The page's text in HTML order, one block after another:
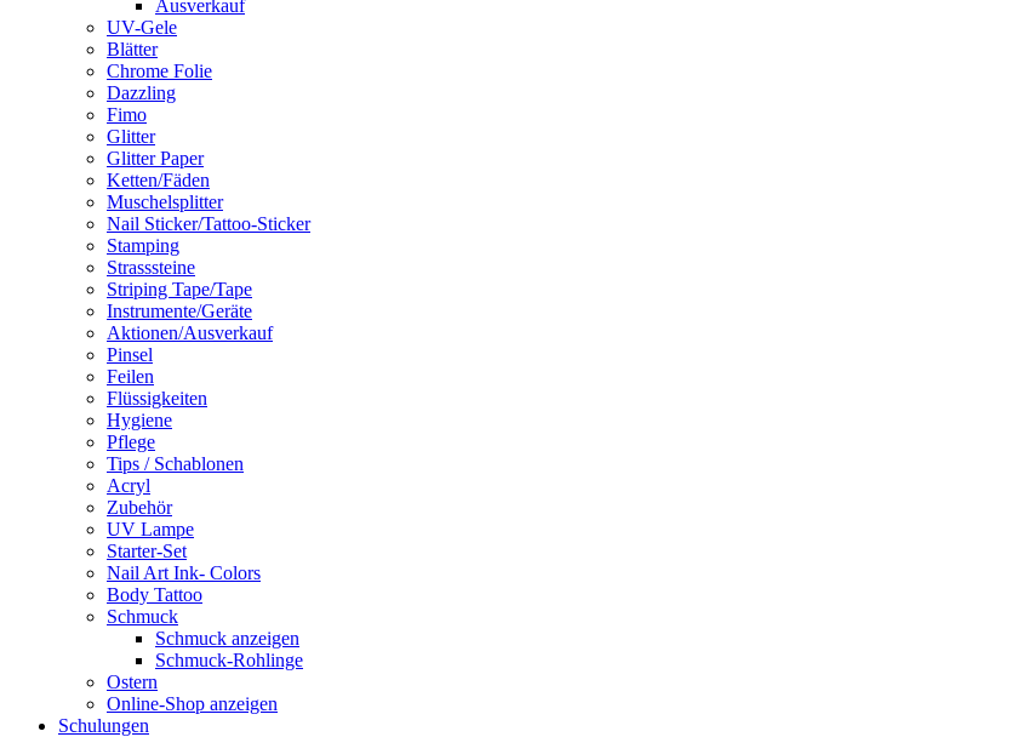
Ausverkauf
UV-Gele
Blätter
Chrome Folie
Dazzling
Fimo
Glitter
Glitter Paper
Ketten/Fäden
Muschelsplitter
Nail Sticker/Tattoo-Sticker
Stamping
Strasssteine
Striping Tape/Tape
Instrumente/Geräte
Aktionen/Ausverkauf
Pinsel
Feilen
Flüssigkeiten
Hygiene
Pflege
Tips / Schablonen
Acryl
Zubehör
UV Lampe
Starter-Set
Nail Art Ink- Colors
Body Tattoo
Schmuck
Schmuck anzeigen
Schmuck-Rohlinge
Ostern
Online-Shop anzeigen
Schulungen